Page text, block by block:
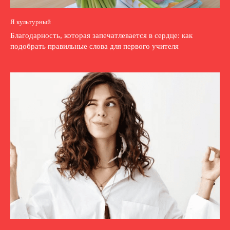
Я культурный
Благодарность, которая запечатлевается в сердце: как
подобрать правильные слова для первого учителя